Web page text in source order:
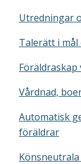
Utredningar
Talerätt i mål
Vårdnad,
Automatisk
föräldrar